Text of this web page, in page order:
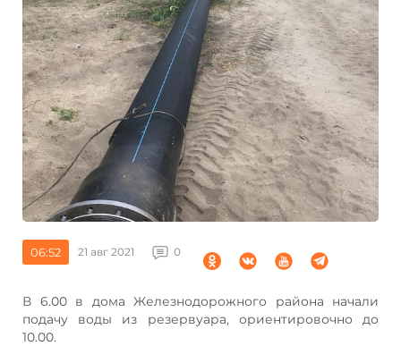
06:52 21 авг 2021 0
В 6.00 в дома Железнодорожного района начали
подачу воды из резервуара, ориентировочно до
10.00.